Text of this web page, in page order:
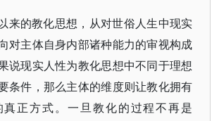
来的教化思想，从对世俗人生中现实
对主体自身内部诸种能力的审视构成
说现实人性为教化思想中不同于理想
条件，那么主体的维度则让教化拥有
真正方式。一旦教化的过程不再是